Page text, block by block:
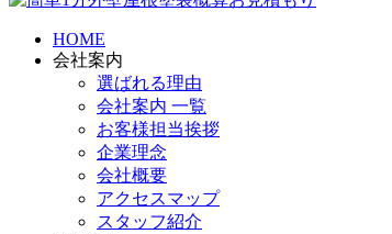
HOME
会社案内
選ばれる理由
会社案内 一覧
お客様担当挨拶
企業理念
会社概要
アクセスマップ
スタッフ紹介